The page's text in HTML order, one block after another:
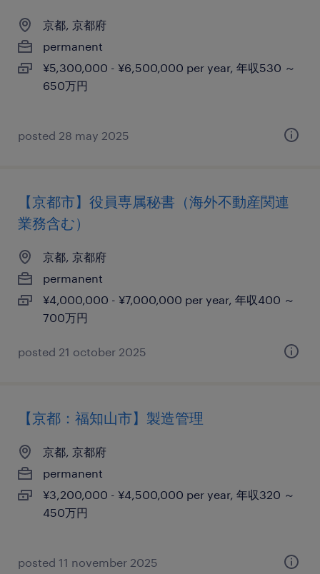
京都, 京都府
permanent
¥5,300,000 - ¥6,500,000 per year, 年収530 ～
650万円
posted 28 may 2025
【京都市】役員専属秘書（海外不動産関連
業務含む）
京都, 京都府
permanent
¥4,000,000 - ¥7,000,000 per year, 年収400 ～
700万円
posted 21 october 2025
【京都：福知山市】製造管理
京都, 京都府
permanent
¥3,200,000 - ¥4,500,000 per year, 年収320 ～
450万円
posted 11 november 2025